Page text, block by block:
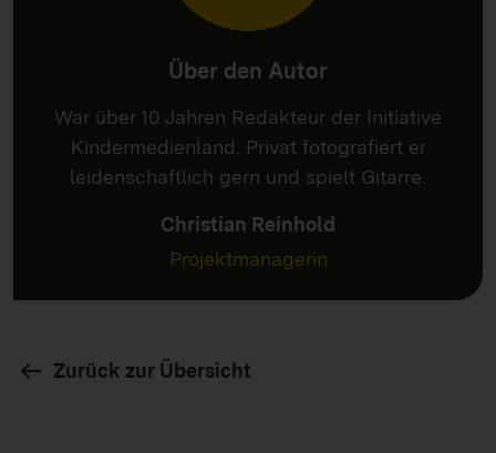
Über den Autor
War über 10 Jahren Redakteur der Initiative
Kindermedienland. Privat fotografiert er
leidenschaftlich gern und spielt Gitarre.
Christian Reinhold
Projektmanagerin
Zurück zur Übersicht